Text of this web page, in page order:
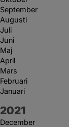
September
Augusti
Juli
Juni
Maj
April
Mars
Februari
Januari
År:
2021
December